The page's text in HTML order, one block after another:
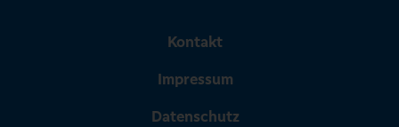
Kontakt
Impressum
Datenschutz